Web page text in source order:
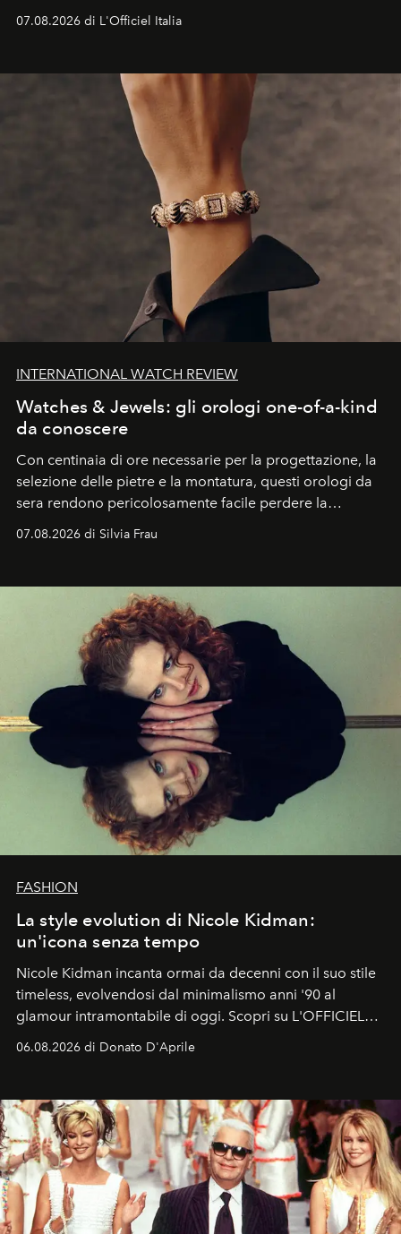
07.08.2026 di L'Officiel Italia
INTERNATIONAL WATCH REVIEW
Watches & Jewels: gli orologi one-of-a-kind
da conoscere
Con centinaia di ore necessarie per la progettazione, la
selezione delle pietre e la montatura, questi orologi da
sera rendono pericolosamente facile perdere la
cognizione del tempo. Ma con quadranti così
07.08.2026 di Silvia Frau
FASHION
La style evolution di Nicole Kidman:
un'icona senza tempo
Nicole Kidman incanta ormai da decenni con il suo stile
timeless, evolvendosi dal minimalismo anni '90 al
glamour intramontabile di oggi. Scopri su L'OFFICIEL
Italia la sua style evolution.
06.08.2026 di Donato D'Aprile